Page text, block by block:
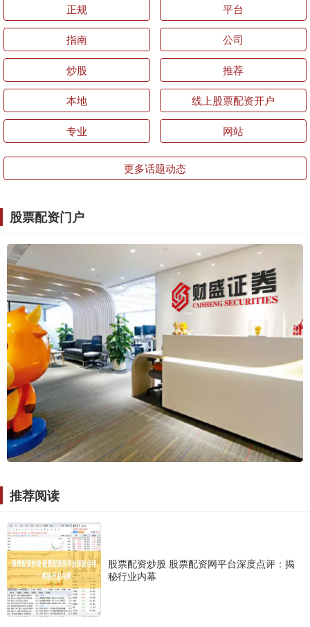
正规 平台
指南 公司
炒股 推荐
本地 线上股票配资开户
专业 网站
更多话题动态
股票配资门户
推荐阅读
股票配资炒股 股票配资网平台深度点评：揭
秘行业内幕